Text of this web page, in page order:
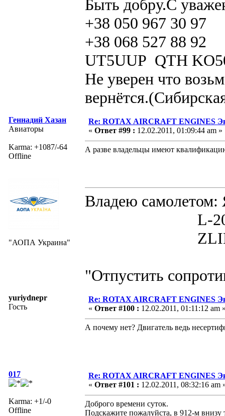
Быть добру.С
+38 050 967 30 97
+38 068 527 88 92
UT5UUP QTH
Не уверен что
Геннадий Хазан
Авиаторы
Karma: +1087/-64
Offline
"АОПА Украина"
Re: ROTAX AIRCRAFT ENGINES
« Ответ #99 : 12.02.2011, 01:09:44 am »
А разве владельцы имеют
Владею
L-200D
ZLIN 526
"Отпустить
yuriydnepr
Гость
Re: ROTAX AIRCRAFT ENGINES
« Ответ #100 : 12.02.2011, 01:11:12 am
А почему нет? Двигатель ведь
017
Karma: +1/-0
Offline
Re: ROTAX AIRCRAFT ENGINES
« Ответ #101 : 12.02.2011, 08:32:16 am
Доброго времени суток.
Подскажите пожалуйста, в 912-м внизу